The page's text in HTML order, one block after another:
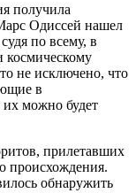
получила
Одиссей нашел
по всему, в
космическому
не исключено, что
в
их можно будет
прилетавших
происхождения.
обнаружить